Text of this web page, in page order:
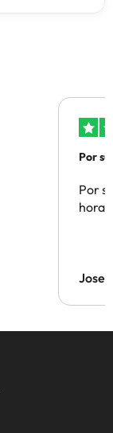
Por
Por
hora
Jose